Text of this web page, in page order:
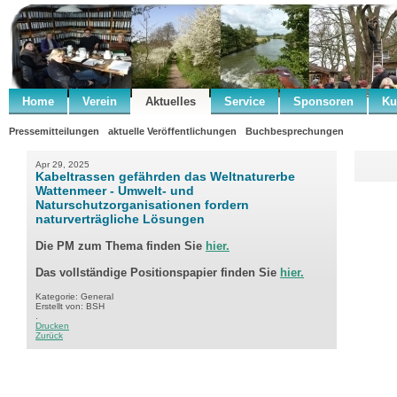
Home Verein Aktuelles Service Sponsoren
Pressemitteilungen aktuelle Veröffentlichungen Buchbesprechungen
Apr 29, 2025
Kabeltrassen gefährden das Weltnaturerbe
Wattenmeer - Umwelt- und
Naturschutzorganisationen fordern
naturverträgliche Lösungen
Die PM zum Thema finden Sie hier.
Das vollständige Positionspapier finden Sie hier.
Kategorie: General
Erstellt von: BSH
Drucken
Zurück